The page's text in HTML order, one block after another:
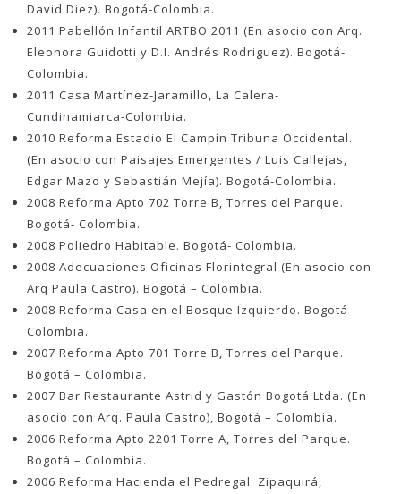
David Diez). Bogotá-Colombia.
2011 Pabellón Infantil ARTBO 2011 (En asocio con Arq.
Eleonora Guidotti y D.I. Andrés Rodriguez). Bogotá-
Colombia.
2011 Casa Martínez-Jaramillo, La Calera-
Cundinamiarca-Colombia.
2010 Reforma Estadio El Campín Tribuna Occidental.
(En asocio con Paisajes Emergentes / Luis Callejas,
Edgar Mazo y Sebastián Mejía). Bogotá-Colombia.
2008 Reforma Apto 702 Torre B, Torres del Parque.
Bogotá- Colombia.
2008 Poliedro Habitable. Bogotá- Colombia.
2008 Adecuaciones Oficinas Florintegral (En asocio con
Arq Paula Castro). Bogotá – Colombia.
2008 Reforma Casa en el Bosque Izquierdo. Bogotá –
Colombia.
2007 Reforma Apto 701 Torre B, Torres del Parque.
Bogotá – Colombia.
2007 Bar Restaurante Astrid y Gastón Bogotá Ltda. (En
asocio con Arq. Paula Castro), Bogotá – Colombia.
2006 Reforma Apto 2201 Torre A, Torres del Parque.
Bogotá – Colombia.
2006 Reforma Hacienda el Pedregal. Zipaquirá,